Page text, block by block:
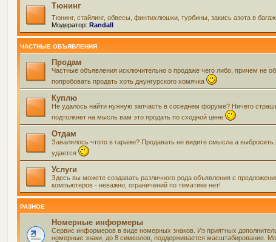
Тюнинг
Тюнинг, стайлинг, обвесы, финтихлюшки, турбины, закись азота в
Модератор: Randall
ЧАСТНЫЕ ОБЪЯВЛЕНИЯ
Продам
Частные объявления исключительно о продаже чего либо, причем не
попробовать продать хоть джунгурского хомячка
Куплю
Не удалось найти нужную запчасть в соседнем форуме? Ничего
подтолкнет на мысль вам это продать по сходной цене
Отдам
Завалялось чтото в гараже? Продавать не видите смысла а
удается
Услуги
Здесь вы можете создавать различного рода объявления с
компьютеров - неважно, ограничений по тематике нет!
РАЗНОЕ
Номерные информеры
Сервис информеров в виде номерных знаков. Из приятных
номерные знаки, до 8 символов, поддерживается масштабирование.